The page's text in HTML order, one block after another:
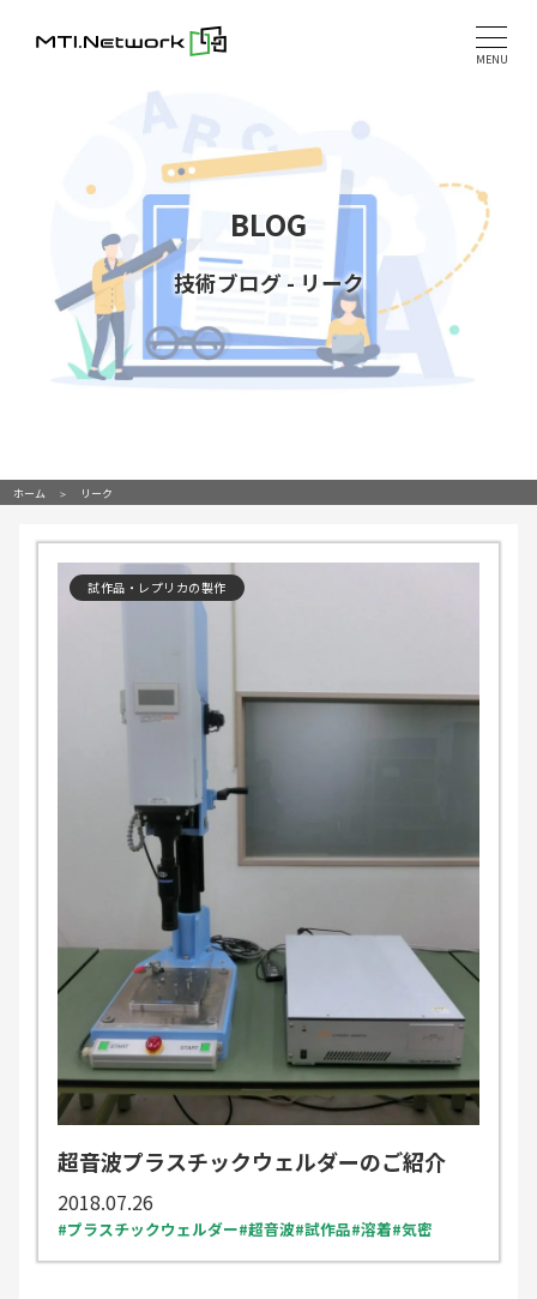
MENU
BLOG
技術ブログ - リーク
ホーム リーク
試作品・レプリカの製作
超音波プラスチックウェルダーのご紹介
2018.07.26
プラスチックウェルダー 超音波 試作品 溶着 気密